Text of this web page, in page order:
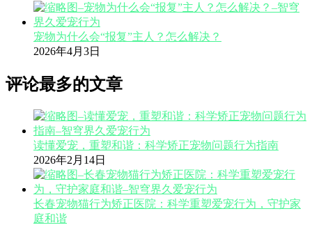
宠物为什么会“报复”主人？怎么解决？
2026年4月3日
评论最多的文章
读懂爱宠，重塑和谐：科学矫正宠物问题行为指南
2026年2月14日
长春宠物猫行为矫正医院：科学重塑爱宠行为，守护家
庭和谐